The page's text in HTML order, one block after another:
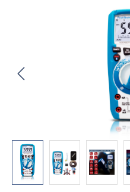
Omitir galería de imágenes